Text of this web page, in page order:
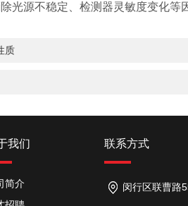
源不稳定、检测器灵敏度变化等
质
我们
简介
联系方式
闵行区联曹路